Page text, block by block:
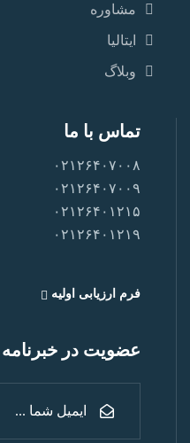
مشاوره
ایتالیا
وبلاگ
تماس با ما
۰۲۱۲۶۴۰۷۰۰۸
۰۲۱۲۶۴۰۷۰۰۹
۰۲۱۲۶۴۰۱۲۱۵
۰۲۱۲۶۴۰۱۲۱۹
فرم ارزیابی اولیه
عضویت در خبرنامه